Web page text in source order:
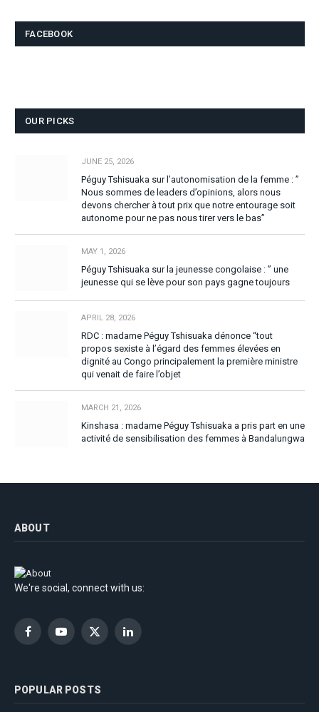
FACEBOOK
OUR PICKS
JUNE 25, 2026
Péguy Tshisuaka sur l’autonomisation de la femme : ”
Nous sommes de leaders d’opinions, alors nous
devons chercher à tout prix que notre entourage soit
autonome pour ne pas nous tirer vers le bas”
MAY 1, 2026
Péguy Tshisuaka sur la jeunesse congolaise : ” une
jeunesse qui se lève pour son pays gagne toujours
APRIL 28, 2026
RDC : madame Péguy Tshisuaka dénonce “tout
propos sexiste à l’égard des femmes élevées en
dignité au Congo principalement la première ministre
qui venait de faire l’objet
MARCH 21, 2026
Kinshasa : madame Péguy Tshisuaka a pris part en une
activité de sensibilisation des femmes à Bandalungwa
ABOUT
We're social, connect with us:
FacebookYouTubeX
LinkedIn
POPULAR POSTS